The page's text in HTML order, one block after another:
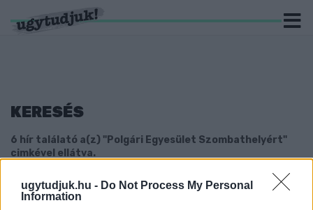
ugytudjuk.hu - Do Not Process My Personal
Information
KERESÉS
6 hír találató a(z) "Polgári Egyesület Szombathelyért"
cimkével ellátva.
11 MILLIÓ FORINTTAL TÖMTE KI A
MINISZTERELNÖKSÉG A VOLT FIDESZES